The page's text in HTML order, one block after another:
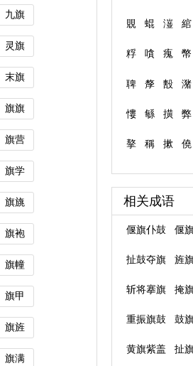
九旗
灵旗
末旗
旗旗
旗营
旗学
旗旐
旗袍
旗幢
旗甲
旗旌
旗满
覞 蜫 潂 綰
粰 嗿 瘣 幣
聛 孷 毄 潴
慺 緐 撗 弊
摮 稱 摗 僥
相关成语
偃旗仆鼓 偃
扯鼓夺旗 旌
斩将搴旗 掩
重振旗鼓 鼓
黄旗紫盖 扯